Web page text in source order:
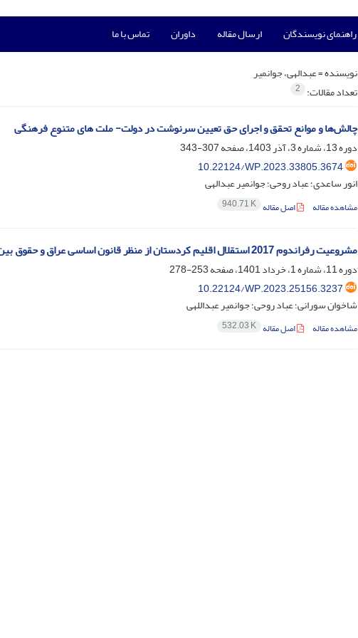
راهنمای نویسندگان ارسال مقاله داوران تماس با ما
نویسنده =عبدالهی، جوانمیر
تعداد مقالات: 2
چالش‌ها و موانع تحقق و اجرای حق تعیین سرنوشت در دولت- ملت های متنوع فرهنگی
دوره 13، شماره 3، آذر 1403، صفحه
307-343
10.22124/WP.2023.33805.3674
انور ساعدی؛ عباد روحی؛ جوانمیر عبدالهی
مشاهده مقاله اصل مقاله 940.71 K
مشروعیت رفراندوم 2017 استقلال اقلیم کردستان از منظر قانون اساسی عراق و حقوق بین الملل
دوره 11، شماره 1، خرداد 1401، صفحه
253-278
10.22124/WP.2023.25156.3237
شاخوان سورانی؛ عباد روحی؛ جوانمیر عبداللهی
مشاهده مقاله اصل مقاله 532.03 K